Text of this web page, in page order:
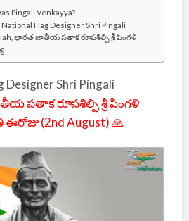
Pingali Venkayya?
Flag Designer Shri Pingali
భారత జాతీయ పతాక రూపశిల్పి శ్రీ పింగళి
Designer Shri Pingali
పతాక రూపశిల్పి శ్రీ పింగళి
(2nd August) 🙏